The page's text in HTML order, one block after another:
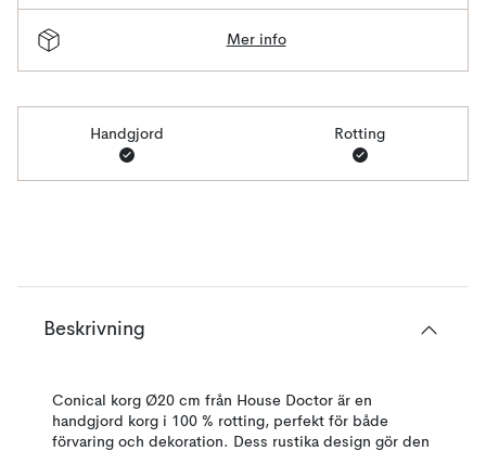
Mer info
Handgjord Rotting
Beskrivning
Conical korg Ø20 cm från House Doctor är en
handgjord korg i 100 % rotting, perfekt för både
förvaring och dekoration. Dess rustika design gör den